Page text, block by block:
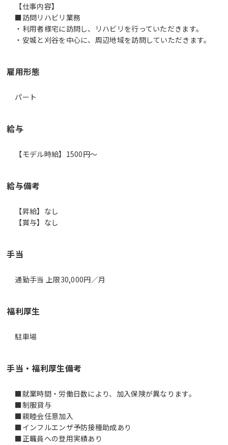
【仕事内容】
■訪問リハビリ業務
・利用者様宅に訪問し、リハビリを行っていただきます。
・安城と刈谷を中心に、周辺地域を訪問していただきます。
雇用形態
パート
給与
【モデル時給】1500円〜
給与備考
【昇給】なし
【賞与】なし
手当
通勤手当 上限30,000円／月
福利厚生
駐車場
手当・福利厚生備考
■就業時間・労働日数により、加入保険が異なります。
■制服貸与
■親睦会任意加入
■インフルエンザ予防接種助成あり
■正職員への登用実績あり